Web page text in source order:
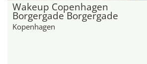
Wakeup Copenhagen
Borgergade Borgergade
Kopenhagen